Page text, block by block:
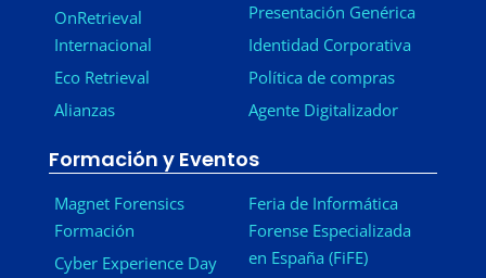
OnRetrieval
Internacional
Eco Retrieval
Alianzas
Presentación Genérica
Identidad Corporativa
Política de compras
Agente Digitalizador
Formación y Eventos
Magnet Forensics
Formación
Cyber Experience Day
Feria de Informática
Forense Especializada
en España (FiFE)